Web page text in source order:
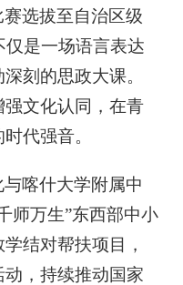
选拔至自治区级
仅是一场语言表达
刻的思政大课。
文化认同，在青
代强音。
喀什大学附属中
师万生”东西部中小
结对帮扶项目，
，持续推动国家